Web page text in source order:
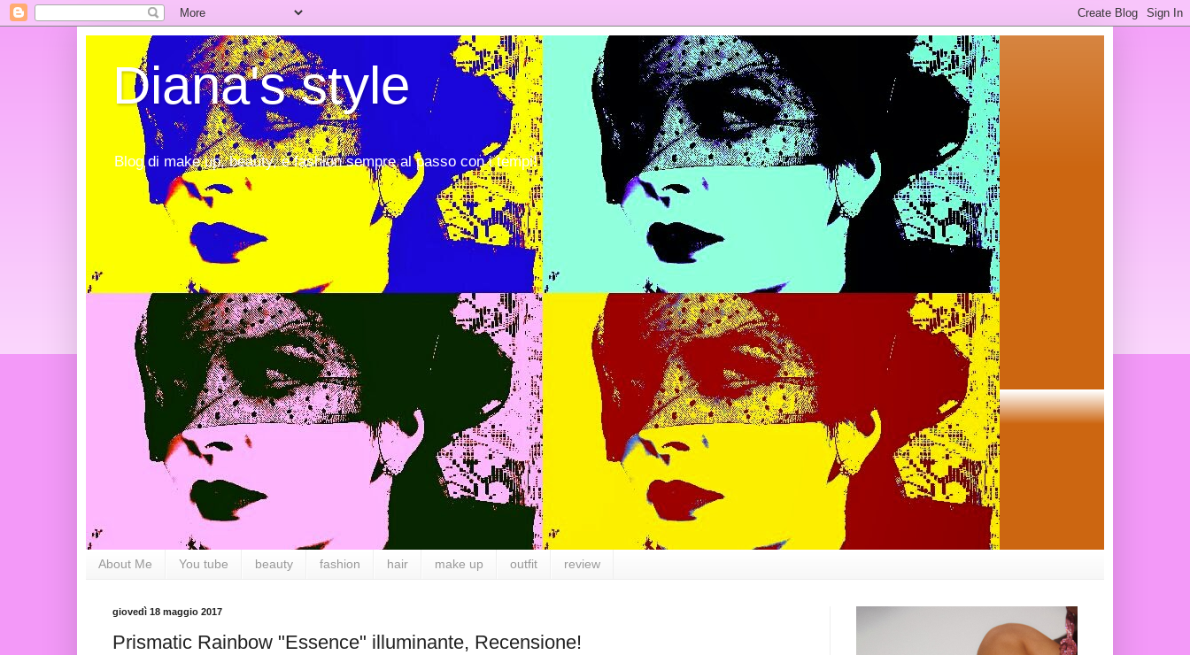
Diana's style
Blog di make up, beauty, e fashion sempre al passo con i tempi!
About Me You tube beauty fashion hair make up outfit review
giovedì 18 maggio 2017
Prismatic Rainbow "Essence" illuminante, Recensione!